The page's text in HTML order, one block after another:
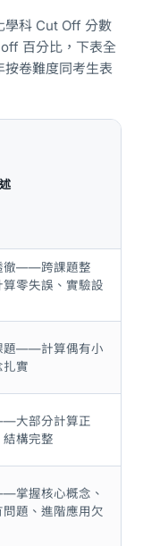
學科 Cut Off 分數
百分比，下表全
按卷難度同考生表
徹——跨課題整
零失誤、實驗設
題——計算偶有小
扎實
大部分計算正
構完整
掌握核心概念、
題、進階應用欠